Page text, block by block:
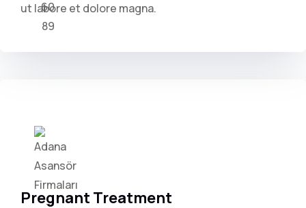
ut labore et dolore magna.
Pregnant Treatment